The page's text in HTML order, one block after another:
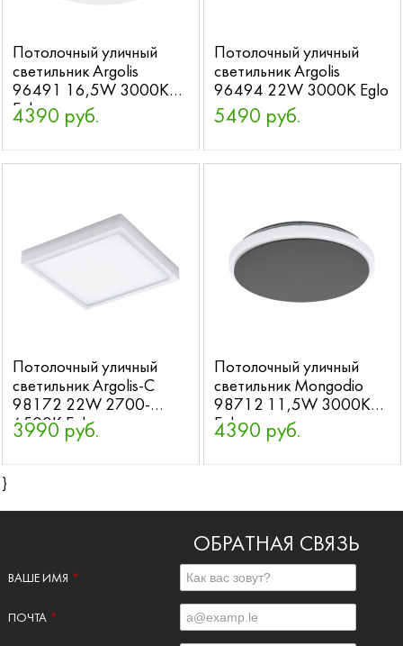
Потолочный уличный
светильник Argolis
96491 16,5W 3000K
Eglo
4390 руб.
Потолочный уличный
светильник Argolis
96494 22W 3000K Eglo
5490 руб.
Потолочный уличный
светильник Argolis-C
98172 22W 2700-
6500K Eglo
3990 руб.
Потолочный уличный
светильник Mongodio
98712 11,5W 3000K
Eglo
4390 руб.
}
ОБРАТНАЯ СВЯЗЬ
ВАШЕ ИМЯ *
ПОЧТА *